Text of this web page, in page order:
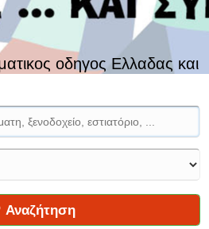
οδηγος Ελλαδας και
Αναζήτηση